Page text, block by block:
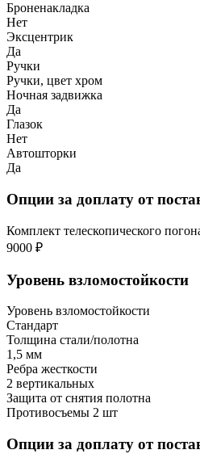
Броненакладка
Нет
Эксцентрик
Да
Ручки
Ручки, цвет хром
Ночная задвижка
Да
Глазок
Нет
Автошторки
Да
Опции за доплату от
Комплект телескопического
9000 ₽
Уровень взломостойкости
Уровень взломостойкости
Стандарт
Толщина стали/полотна
1,5 мм
Ребра жесткости
2 вертикальных
Защита от снятия полотна
Противосъемы 2 шт
Опции за доплату от